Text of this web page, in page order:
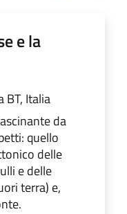
e la
BT, Italia
da
quello
delle
e delle
terra) e,